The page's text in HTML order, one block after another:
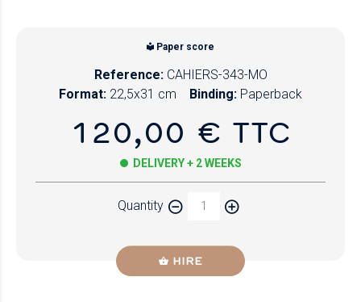
Paper score
Reference: CAHIERS-343-MO
Format: 22,5x31 cm Binding: Paperback
120,00 € TTC
DELIVERY + 2 WEEKS
Quantity
HIRE